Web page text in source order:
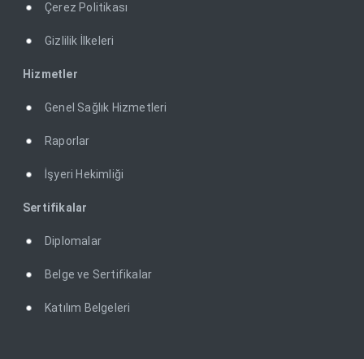
Çerez Politikası
Gizlilik İlkeleri
Hizmetler
Genel Sağlık Hizmetleri
Raporlar
İşyeri Hekimliği
Sertifikalar
Diplomalar
Belge ve Sertifikalar
Katılım Belgeleri